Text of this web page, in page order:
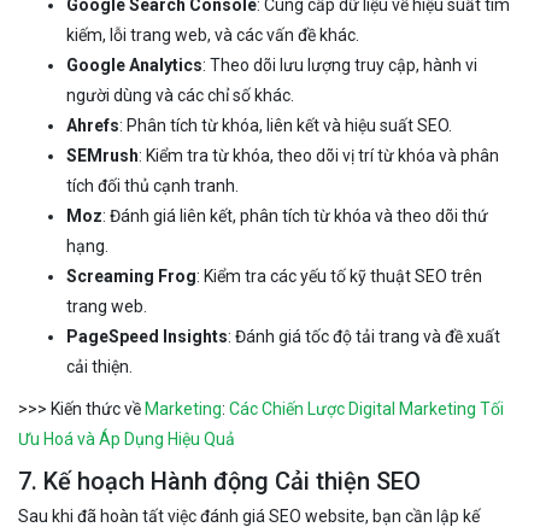
Google Search Console: Cung cấp dữ liệu về hiệu suất tìm
kiếm, lỗi trang web, và các vấn đề khác.
Google Analytics: Theo dõi lưu lượng truy cập, hành vi
người dùng và các chỉ số khác.
Ahrefs: Phân tích từ khóa, liên kết và hiệu suất SEO.
SEMrush: Kiểm tra từ khóa, theo dõi vị trí từ khóa và phân
tích đối thủ cạnh tranh.
Moz: Đánh giá liên kết, phân tích từ khóa và theo dõi thứ
hạng.
Screaming Frog: Kiểm tra các yếu tố kỹ thuật SEO trên
trang web.
PageSpeed Insights: Đánh giá tốc độ tải trang và đề xuất
cải thiện.
>>> Kiến thức về Marketing: Các Chiến Lược Digital Marketing Tối
Ưu Hoá và Áp Dụng Hiệu Quả
7. Kế hoạch Hành động Cải thiện SEO
Sau khi đã hoàn tất việc đánh giá SEO website, bạn cần lập kế